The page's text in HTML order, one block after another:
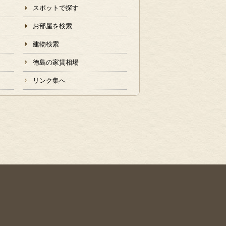
スポットで探す
お部屋を検索
建物検索
徳島の家賃相場
リンク集へ